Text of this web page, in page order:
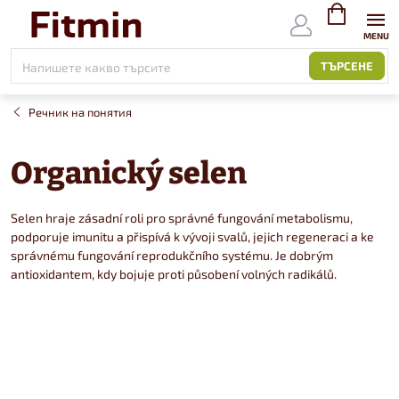
съдържанието
ТЪРСЕНЕ
ВИЖ
Речник на понятия
Organický selen
Selen hraje zásadní roli pro správné fungování metabolismu,
podporuje imunitu a přispívá k vývoji svalů, jejich regeneraci a ke
správnému fungování reprodukčního systému. Je dobrým
antioxidantem, kdy bojuje proti působení volných radikálů.